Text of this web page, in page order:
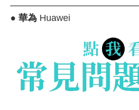
● 華為Huawei